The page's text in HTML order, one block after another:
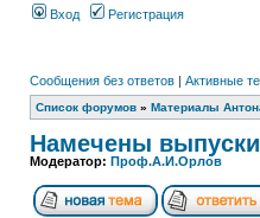
Вход Регистрация
Сообщения без ответов | Активные
Список форумов » Материалы
Намечены выпуски
Модератор: Проф.А.И.Орлов